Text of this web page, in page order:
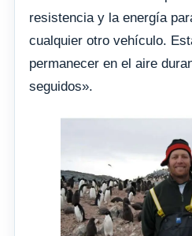
resistencia y la energía
cualquier otro vehículo.
permanecer en el aire
seguidos».